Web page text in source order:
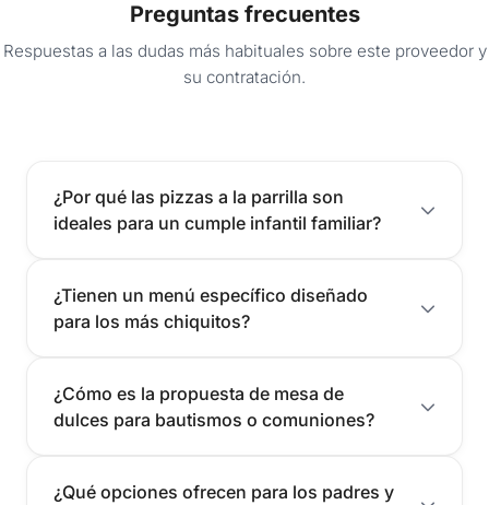
Preguntas frecuentes
Respuestas a las dudas más habituales sobre este proveedor y
su contratación.
¿Por qué las pizzas a la parrilla son
ideales para un cumple infantil familiar?
¿Tienen un menú específico diseñado
para los más chiquitos?
¿Cómo es la propuesta de mesa de
dulces para bautismos o comuniones?
¿Qué opciones ofrecen para los padres y